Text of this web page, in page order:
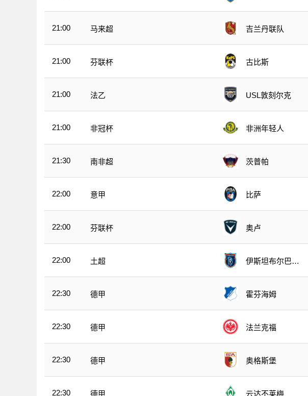
21:00 马来超 吉兰丹联队
21:00 芬联杯 古比斯
21:00 法乙 USL敦刻尔克
21:00 非冠杯 非洲年轻人
21:30 南非超 茨普帕
22:00 意甲 比萨
22:00 芬联杯 奥卢
22:00 土超
伊斯坦布尔巴萨
22:30 德甲 霍芬海姆
22:30 德甲 法兰克福
22:30 德甲 奥格斯堡
22:30 德甲 云达不莱梅